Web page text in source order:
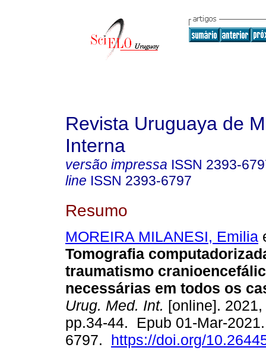
Revista Uruguaya de
Interna
versão impressa ISSN 2393-
line ISSN 2393-6797
Resumo
MOREIRA MILANESI, Emilia
Tomografia
traumatismo
necessárias em todos os
Urug. Med. Int. [online].
pp.34-44. Epub 01-Mar-
6797. https://doi.org/